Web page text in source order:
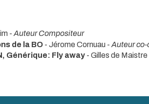
-Auteur Compositeur
de la BO - Jérome Cornuau - Auteur
Générique: Fly away - Gilles de Maistre